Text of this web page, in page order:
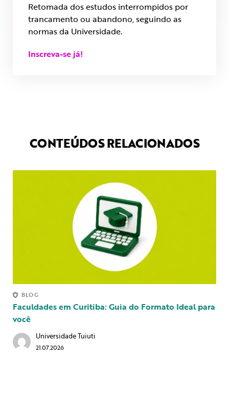
Retomada dos estudos interrompidos por
trancamento ou abandono, seguindo as
normas da Universidade.
Inscreva-se já!
CONTEÚDOS RELACIONADOS
BLOG
Faculdades em Curitiba: Guia do Formato Ideal para
você
Universidade Tuiuti
21.07.2026